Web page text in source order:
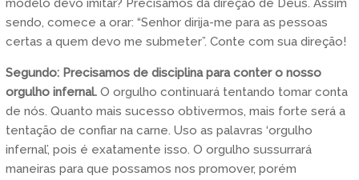
modelo devo imitar? Precisamos da direção de Deus. Assim
sendo, comece a orar: “Senhor dirija-me para as pessoas
certas a quem devo me submeter”. Conte com sua direção!
Segundo: Precisamos de disciplina para conter o nosso
orgulho infernal.O orgulho continuará tentando tomar conta
de nós. Quanto mais sucesso obtivermos, mais forte será a
tentação de confiar na carne. Uso as palavras ‘orgulho
infernal’, pois é exatamente isso. O orgulho sussurrará
maneiras para que possamos nos promover, porém